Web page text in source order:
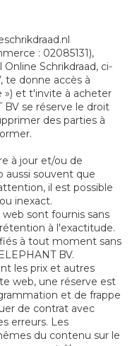
: 02085131),
Schrikdraad, ci-
te donne accès à
») et t'invite à acheter
BV se réserve le droit
des parties à
à jour et/ou de
aussi souvent que
il est possible
inexact.
sont fournis sans
à l'exactitude.
à tout moment sans
BV.
les prix et autres
web, une réserve est
et de frappe
de contrat avec
erreurs. Les
du contenu sur le